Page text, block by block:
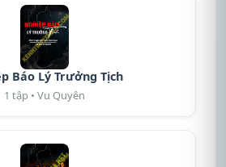
Báo Lý Trưởng Tịch
1 tập • Vu Quyên